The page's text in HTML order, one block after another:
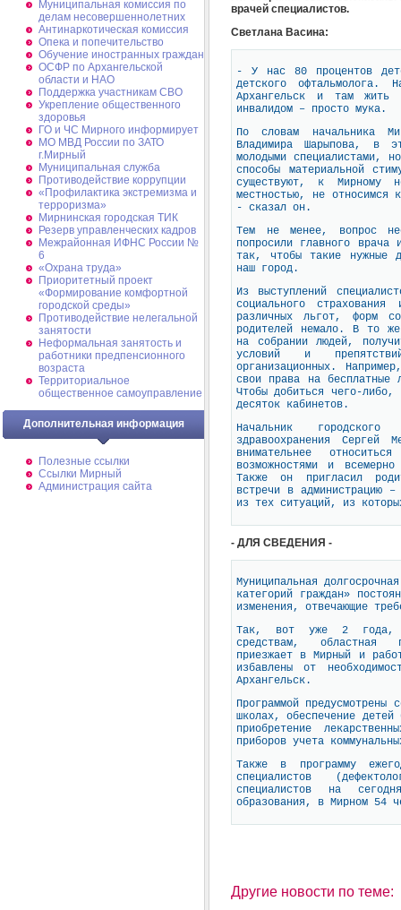
Муниципальная комиссия по
делам несовершеннолетних
Антинаркотическая комиссия
Опека и попечительство
Обучение иностранных граждан
ОСФР по Архангельской
области и НАО
Поддержка участникам СВО
Укрепление общественного
здоровья
ГО и ЧС Мирного информирует
МО МВД России по ЗАТО
г.Мирный
Муниципальная cлужба
Противодействие коррупции
«Профилактика экстремизма и
терроризма»
Мирнинская городская ТИК
Резерв управленческих кадров
Межрайонная ИФНС России №
6
«Охрана труда»
Приоритетный проект
«Формирование комфортной
городской среды»
Противодействие нелегальной
занятости
Неформальная занятость и
работники предпенсионного
возраста
Территориальное
общественное самоуправление
Дополнительная информация
Полезные ссылки
Ссылки Мирный
Администрация сайта
врачей специалистов.
Светлана Васина:
- У нас 80 процентов
детского офтальмолога.
Архангельск и там
инвалидом – просто мука.
По словам начальника
Владимира Шарыпова, в
молодыми специалистами,
способы материальной
существуют, к Мирному
местностью, не
- сказал он.
Тем не менее, вопрос
попросили главного врача
так, чтобы такие нужные
наш город.
Из выступлений
социального
различных льгот, форм
родителей немало. В то же
на собрании людей,
условий и
организационных.
свои права на бесплатные
Чтобы добиться чего-либо,
десяток кабинетов.
Начальник
здравоохранения Сергей
внимательнее
возможностями и
Также он пригласил
встречи в администрацию
из тех ситуаций, из
- ДЛЯ СВЕДЕНИЯ -
Муниципальная
категорий граждан»
изменения, отвечающие
Так, вот уже 2 года,
средствам, областная
приезжает в Мирный и
избавлены от
Архангельск.
Программой предусмотрены
школах, обеспечение детей
приобретение
приборов учета
Также в программу
специалистов
специалистов на
образования, в Мирном 54
Другие новости по теме: